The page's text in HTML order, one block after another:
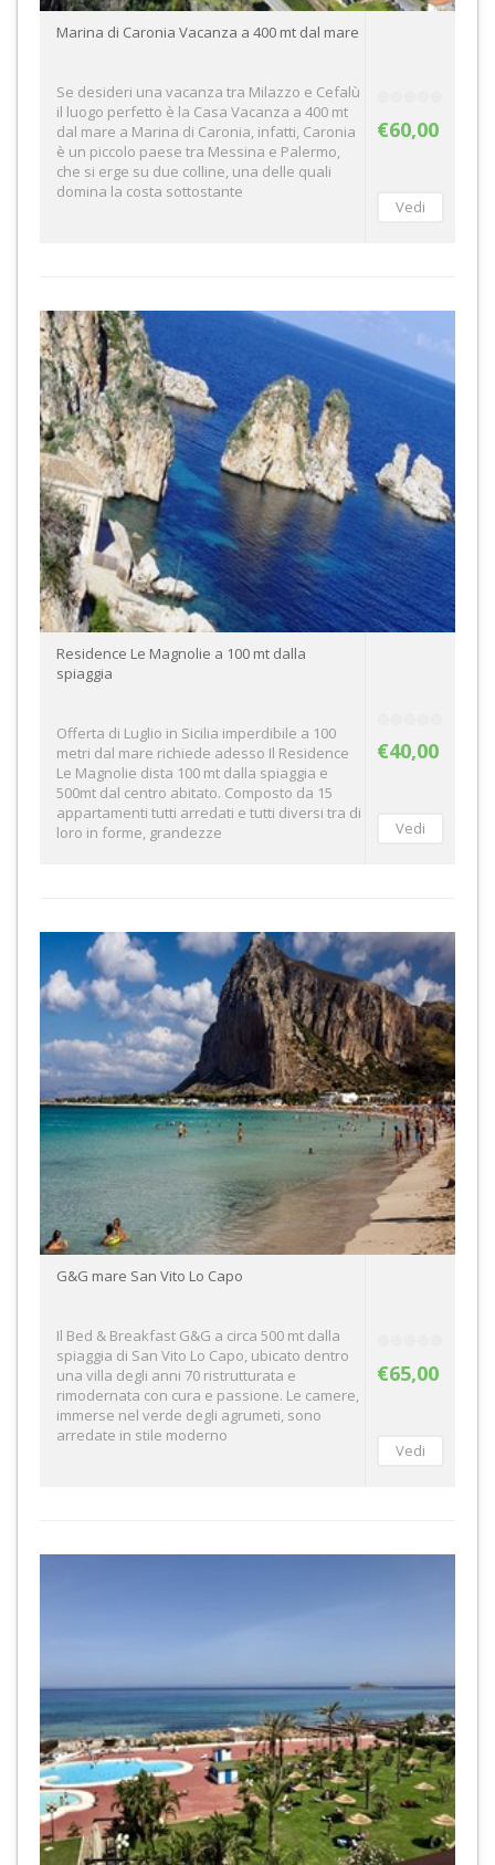
€60,00
Marina di Caronia Vacanza a 400 mt dal mare
Se desideri una vacanza tra Milazzo e Cefalù
il luogo perfetto è la Casa Vacanza a 400 mt
dal mare a Marina di Caronia, infatti, Caronia
è un piccolo paese tra Messina e Palermo,
che si erge su due colline, una delle quali
domina la costa sottostante
€40,00
Residence Le Magnolie a 100 mt dalla
spiaggia
Offerta di Luglio in Sicilia imperdibile a 100
metri dal mare richiede adesso Il Residence
Le Magnolie dista 100 mt dalla spiaggia e
500mt dal centro abitato. Composto da 15
appartamenti tutti arredati e tutti diversi tra di
loro in forme, grandezze
€65,00
G&G mare San Vito Lo Capo
Il Bed & Breakfast G&G a circa 500 mt dalla
spiaggia di San Vito Lo Capo, ubicato dentro
una villa degli anni 70 ristrutturata e
rimodernata con cura e passione. Le camere,
immerse nel verde degli agrumeti, sono
arredate in stile moderno